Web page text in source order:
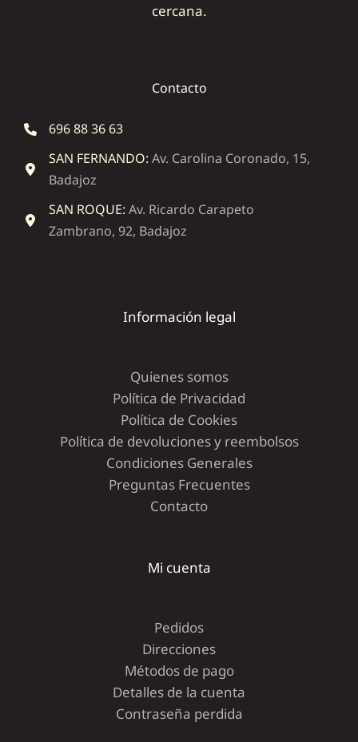
cercana.
Contacto
696 88 36 63
SAN FERNANDO: Av. Carolina Coronado, 15,
Badajoz
SAN ROQUE: Av. Ricardo Carapeto
Zambrano, 92, Badajoz
Información legal
Quienes somos
Política de Privacidad
Política de Cookies
Política de devoluciones y reembolsos
Condiciones Generales
Preguntas Frecuentes
Contacto
Mi cuenta
Pedidos
Direcciones
Métodos de pago
Detalles de la cuenta
Contraseña perdida